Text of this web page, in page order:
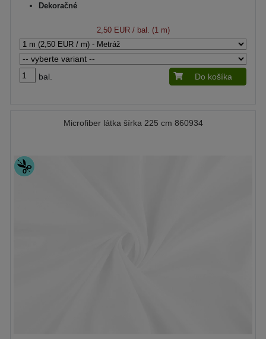
Dekoračné
2,50 EUR/ bal. (1 m)
bal. Do košíka
Microfiber látka šírka 225 cm 860934